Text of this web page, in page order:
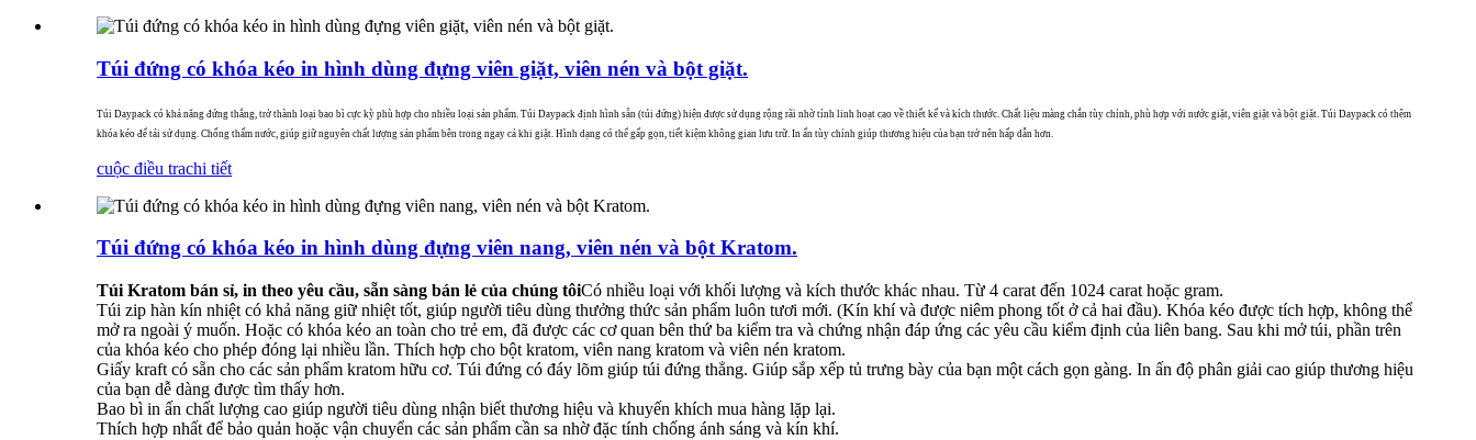
Túi đứng có khóa kéo in hình dùng đựng viên giặt, viên nén và bột giặt.
Túi Daypack có khả năng đứng thẳng, trở thành loại bao bì cực kỳ phù hợp cho nhiều loại sản phẩm. Túi Daypack định hình sẵn (túi đứng) hiện được sử dụng rộng rãi nhờ tính linh hoạt cao về thiết kế và kích thước. Chất liệu màng chắn tùy chỉnh, phù hợp với nước giặt, viên giặt và bột giặt. Túi Daypack có thêm
khóa kéo để tái sử dụng. Chống thấm nước, giúp giữ nguyên chất lượng sản phẩm bên trong ngay cả khi giặt. Hình dạng có thể gấp gọn, tiết kiệm không gian lưu trữ. In ấn tùy chỉnh giúp thương hiệu của bạn trở nên hấp dẫn hơn.
cuộc điều trachi tiết
Túi đứng có khóa kéo in hình dùng đựng viên nang, viên nén và bột Kratom.
Túi Kratom bán sỉ, in theo yêu cầu, sẵn sàng bán lẻ của chúng tôiCó nhiều loại với khối lượng và kích thước khác nhau. Từ 4 carat đến 1024 carat hoặc gram.
Túi zip hàn kín nhiệt có khả năng giữ nhiệt tốt, giúp người tiêu dùng thưởng thức sản phẩm luôn tươi mới. (Kín khí và được niêm phong tốt ở cả hai đầu). Khóa kéo được tích hợp, không thể
mở ra ngoài ý muốn. Hoặc có khóa kéo an toàn cho trẻ em, đã được các cơ quan bên thứ ba kiểm tra và chứng nhận đáp ứng các yêu cầu kiểm định của liên bang. Sau khi mở túi, phần trên
của khóa kéo cho phép đóng lại nhiều lần. Thích hợp cho bột kratom, viên nang kratom và viên nén kratom.
Giấy kraft có sẵn cho các sản phẩm kratom hữu cơ. Túi đứng có đáy lõm giúp túi đứng thẳng. Giúp sắp xếp tủ trưng bày của bạn một cách gọn gàng. In ấn độ phân giải cao giúp thương hiệu
của bạn dễ dàng được tìm thấy hơn.
Bao bì in ấn chất lượng cao giúp người tiêu dùng nhận biết thương hiệu và khuyến khích mua hàng lặp lại.
Thích hợp nhất để bảo quản hoặc vận chuyển các sản phẩm cần sa nhờ đặc tính chống ánh sáng và kín khí.